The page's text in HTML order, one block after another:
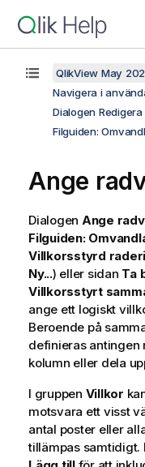
QlikView May
Navigera i
Dialogen
Filguiden:
Ange
Dialogen Ange
Filguiden:
Villkorsstyrd
Ny...) eller sidan Ta
Villkorsstyrt
ange ett logiskt
Beroende på
definieras antingen
kolumn eller dela
I gruppen Villkor
motsvara ett visst
antal poster eller
tillämpas samtidigt.